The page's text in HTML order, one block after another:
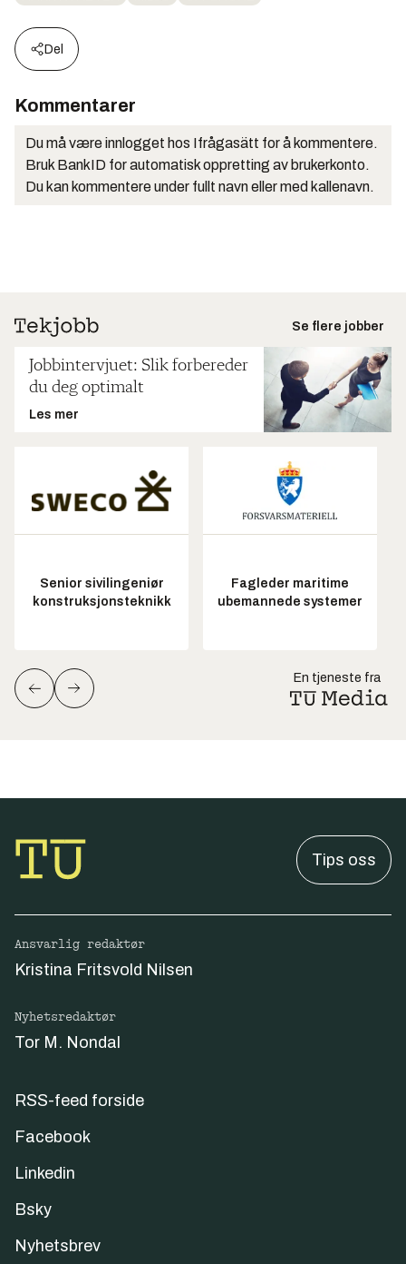
Del
Kommentarer
Du må være innlogget hos Ifrågasätt for å kommentere.
Bruk BankID for automatisk oppretting av brukerkonto.
Du kan kommentere under fullt navn eller med kallenavn.
Se flere jobber
Jobbintervjuet: Slik forbereder
du deg optimalt
Les mer
Senior sivilingeniør
konstruksjonsteknikk
Fagleder maritime
ubemannede systemer
En tjeneste fra
Tips oss
Ansvarlig redaktør
Kristina Fritsvold Nilsen
Nyhetsredaktør
Tor M. Nondal
RSS-feed forside
Facebook
Linkedin
Bsky
Nyhetsbrev